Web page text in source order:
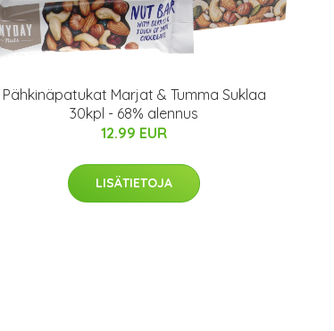
Pähkinäpatukat Marjat & Tumma Suklaa
30kpl - 68% alennus
12.99 EUR
LISÄTIETOJA